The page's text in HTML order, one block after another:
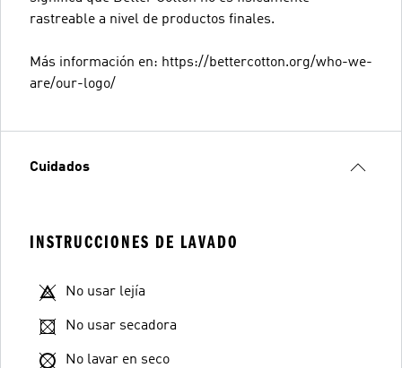
rastreable a nivel de productos finales.
Más información en: https://bettercotton.org/who-we-
are/our-logo/
Cuidados
INSTRUCCIONES DE LAVADO
No usar lejía
No usar secadora
No lavar en seco